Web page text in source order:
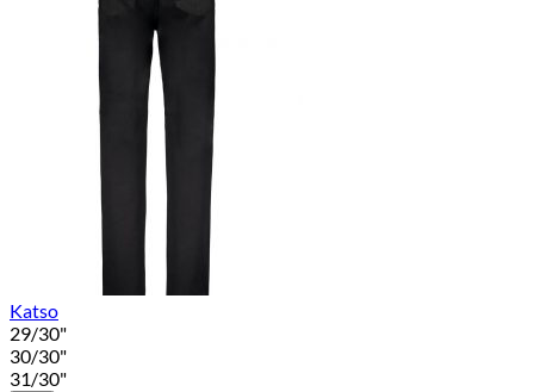
Katso
29/30"
30/30"
31/30"